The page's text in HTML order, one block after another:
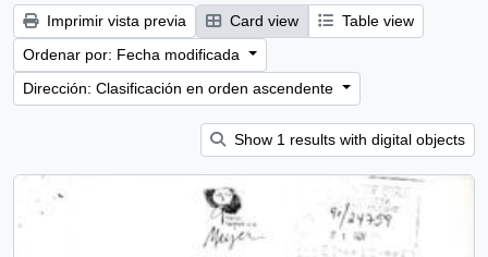
Imprimir vista previa Card view
Table view
Ordenar por: Fecha modificada
Dirección: Clasificación en orden ascendente
Show 1 results with digital objects